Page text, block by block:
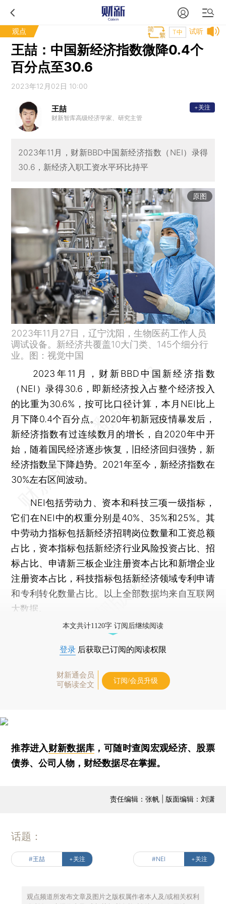
观点 试听
T中
王喆：中国新经济指数微降0.4个
百分点至30.6
2023年12月02日 10:00
王喆
财新智库高级经济学家、研究主管
+关注
2023年11月，财新BBD中国新经济指数（NEI）录得
30.6，新经济入职工资水平环比持平
原图
2023年11月27日，辽宁沈阳，生物医药工作人员
调试设备。新经济共覆盖10大门类、145个细分行
业。图：视觉中国
2023年11月，财新BBD中国新经济指数
（NEI）录得30.6，即新经济投入占整个经济投入
的比重为30.6%，按可比口径计算，本月NEI比上
月下降0.4个百分点。2020年初新冠疫情暴发后，
新经济指数有过连续数月的增长，自2020年中开
始，随着国民经济逐步恢复，旧经济回归强势，新
经济指数呈下降趋势。2021年至今，新经济指数在
30%左右区间波动。
NEI包括劳动力、资本和科技三项一级指标，
它们在NEI中的权重分别是40%、35%和25%。其
中劳动力指标包括新经济招聘岗位数量和工资总额
占比，资本指标包括新经济行业风险投资占比、招
标占比、申请新三板企业注册资本占比和新增企业
注册资本占比，科技指标包括新经济领域专利申请
和专利转化数量占比。以上全部数据均来自互联网
大数据。
本文共计1120字 订阅后继续阅读
登录 后获取已订阅的阅读权限
财新通会员
可畅读全文
订阅/会员升级
推荐进入财新数据库 ，可随时查阅宏观经济、股票
债券、公司人物，财经数据尽在掌握。
责任编辑：张帆 | 版面编辑：刘潇
话题：
#王喆 +关注 #NEI +关注
观点频道所发布文章及图片之版权属作者本人及/或相关权利